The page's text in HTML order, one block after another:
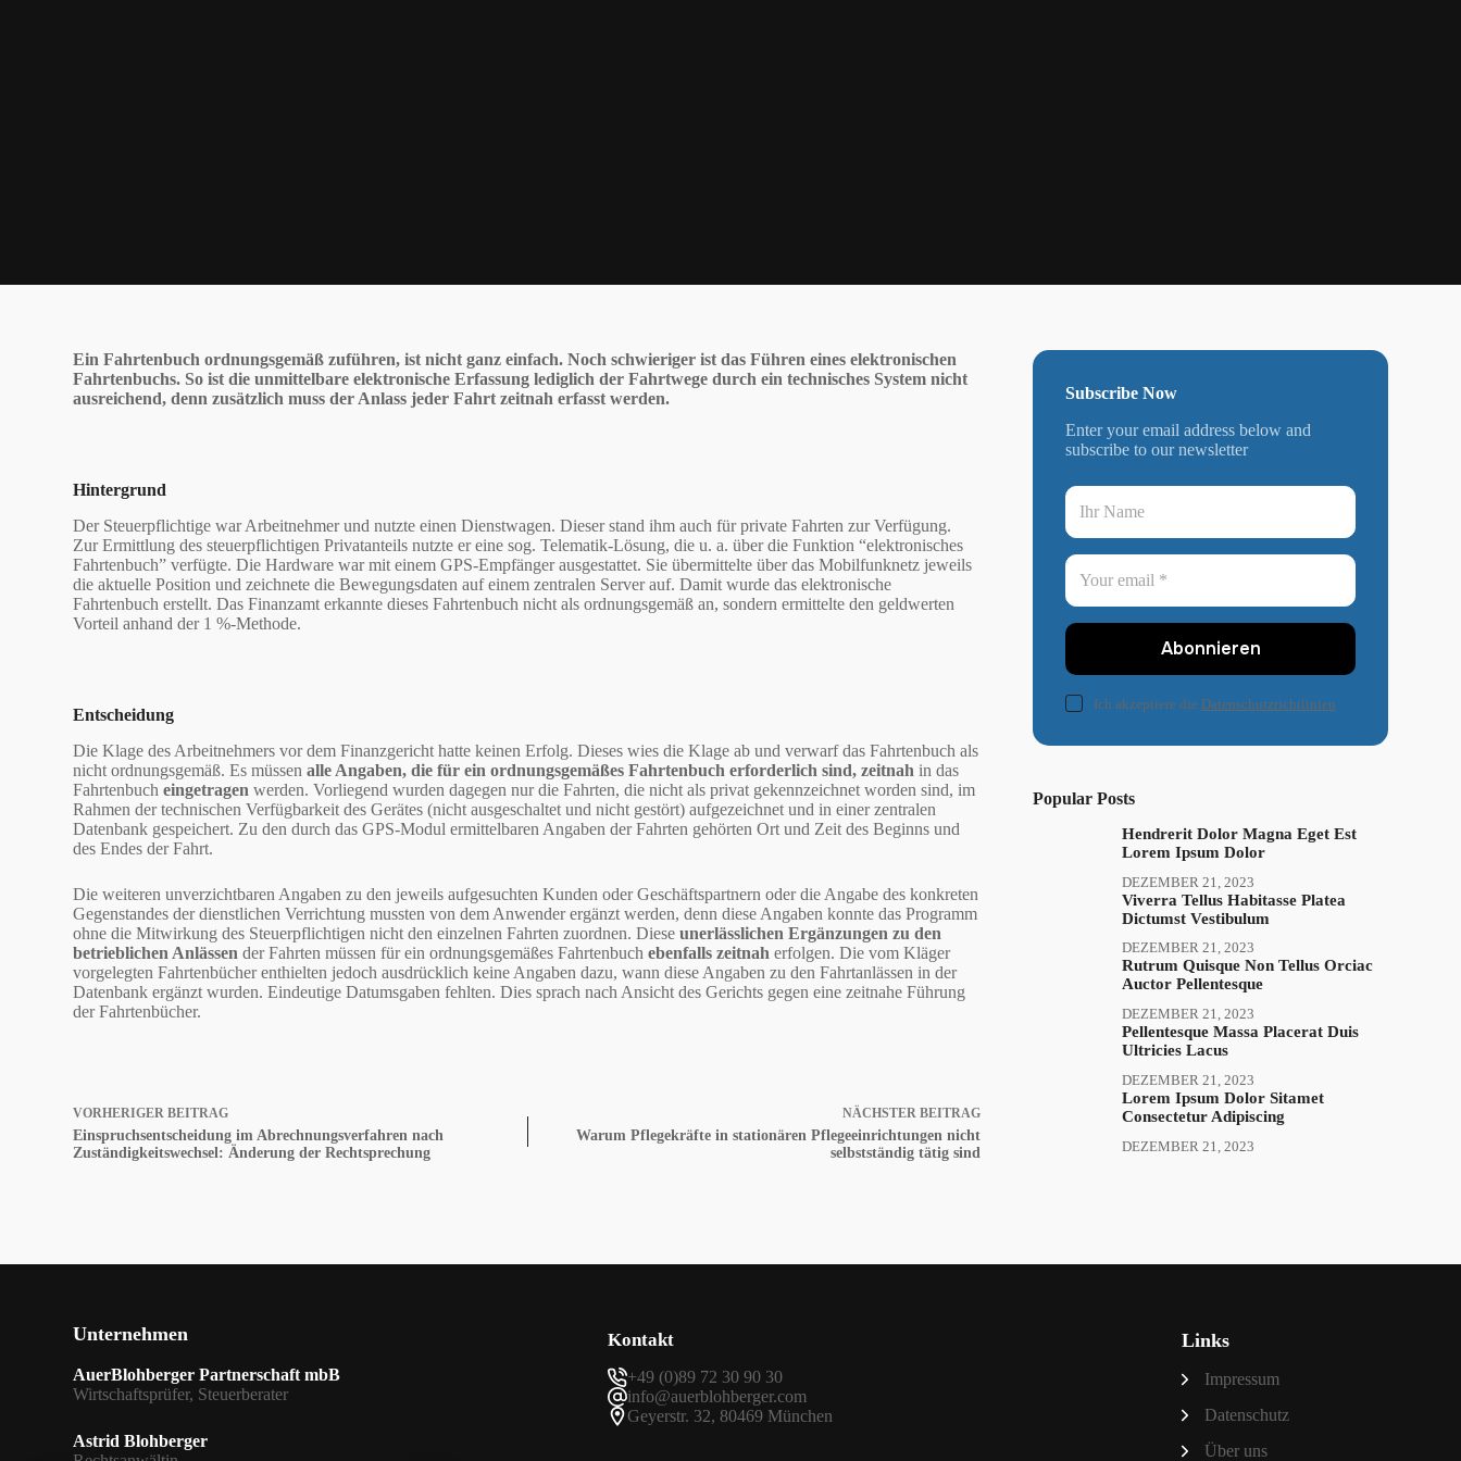
Ein Fahrtenbuch ordnungsgemäß zuführen, ist nicht ganz einfach. Noch schwieriger ist das Führen eines elektronischen
Fahrtenbuchs. So ist die unmittelbare elektronische Erfassung lediglich der Fahrtwege durch ein technisches System nicht
ausreichend, denn zusätzlich muss der Anlass jeder Fahrt zeitnah erfasst werden.
Hintergrund
Der Steuerpflichtige war Arbeitnehmer und nutzte einen Dienstwagen. Dieser stand ihm auch für private Fahrten zur Verfügung.
Zur Ermittlung des steuerpflichtigen Privatanteils nutzte er eine sog. Telematik-Lösung, die u. a. über die Funktion “elektronisches
Fahrtenbuch” verfügte. Die Hardware war mit einem GPS-Empfänger ausgestattet. Sie übermittelte über das Mobilfunknetz jeweils
die aktuelle Position und zeichnete die Bewegungsdaten auf einem zentralen Server auf. Damit wurde das elektronische
Fahrtenbuch erstellt. Das Finanzamt erkannte dieses Fahrtenbuch nicht als ordnungsgemäß an, sondern ermittelte den geldwerten
Vorteil anhand der 1 %-Methode.
Entscheidung
Die Klage des Arbeitnehmers vor dem Finanzgericht hatte keinen Erfolg. Dieses wies die Klage ab und verwarf das Fahrtenbuch als
nicht ordnungsgemäß. Es müssenalle Angaben, die für ein ordnungsgemäßes Fahrtenbuch erforderlich sind, zeitnah in das
Fahrtenbucheingetragen werden. Vorliegend wurden dagegen nur die Fahrten, die nicht als privat gekennzeichnet worden sind, im
Rahmen der technischen Verfügbarkeit des Gerätes (nicht ausgeschaltet und nicht gestört) aufgezeichnet und in einer zentralen
Datenbank gespeichert. Zu den durch das GPS-Modul ermittelbaren Angaben der Fahrten gehörten Ort und Zeit des Beginns und
des Endes der Fahrt.
Die weiteren unverzichtbaren Angaben zu den jeweils aufgesuchten Kunden oder Geschäftspartnern oder die Angabe des konkreten
Gegenstandes der dienstlichen Verrichtung mussten von dem Anwender ergänzt werden, denn diese Angaben konnte das Programm
ohne die Mitwirkung des Steuerpflichtigen nicht den einzelnen Fahrten zuordnen. Dieseunerlässlichen Ergänzungen zu den
betrieblichen Anlässen der Fahrten müssen für ein ordnungsgemäßes Fahrtenbuch ebenfalls zeitnah erfolgen. Die vom Kläger
vorgelegten Fahrtenbücher enthielten jedoch ausdrücklich keine Angaben dazu, wann diese Angaben zu den Fahrtanlässen in der
Datenbank ergänzt wurden. Eindeutige Datumsgaben fehlten. Dies sprach nach Ansicht des Gerichts gegen eine zeitnahe Führung
der Fahrtenbücher.
VORHERIGERBEITRAG
Einspruchsentscheidung im Abrechnungsverfahren nach
Zuständigkeitswechsel: Änderung der Rechtsprechung
NÄCHSTER BEITRAG
Warum Pflegekräfte in stationären Pflegeeinrichtungen nicht
selbstständig tätig sind
Subscribe Now
Enter your email address below and
subscribe to our newsletter
Abonnieren
Ich akzeptiere die Datenschutzrichtlinien
Popular Posts
Hendrerit Dolor Magna Eget Est
Lorem Ipsum Dolor
DEZEMBER 21, 2023
Viverra Tellus Habitasse Platea
Dictumst Vestibulum
DEZEMBER 21, 2023
Rutrum Quisque Non Tellus Orciac
Auctor Pellentesque
DEZEMBER 21, 2023
Pellentesque Massa Placerat Duis
Ultricies Lacus
DEZEMBER 21, 2023
Lorem Ipsum Dolor Sitamet
Consectetur Adipiscing
DEZEMBER 21, 2023
Unternehmen
AuerBlohberger Partnerschaft mbB
Wirtschaftsprüfer, Steuerberater
Astrid Blohberger
Kontakt
+49 (0)89 72 30 90 30
info@auerblohberger.com
Geyerstr. 32, 80469 München
Links
Impressum
Datenschutz
Über uns